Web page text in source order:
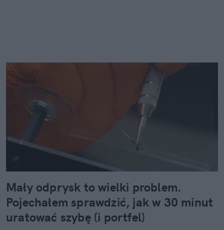
Mały odprysk to wielki problem.
Pojechałem sprawdzić, jak w 30 minut
uratować szybę (i portfel)